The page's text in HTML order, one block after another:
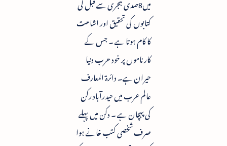
کتابوں کی تحقیق اور اشاعت
کا کام ہوتا ہے ۔ جس کے
کارناموں پر خود عرب دنیا
حیران ہے۔ دائرۃ المعارف
عالم عرب میں حیدرآباد رکن
کی پہچان ہے ۔ دکن میں پہلے
صرف شخصی کتب خانے ہوا